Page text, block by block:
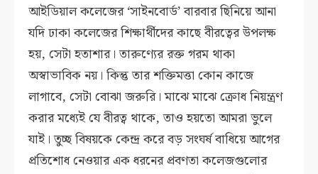
আইডিয়াল কলেজের ‘সাইনবোর্ড’ বারবার ছিনিয়ে আনা
যদি ঢাকা কলেজের শিক্ষার্থীদের কাছে বীরত্বের উপলক্ষ
হয়, সেটা হতাশার। তারুণ্যের রক্ত গরম থাকা
অস্বাভাবিক নয়। কিন্তু তার শক্তিমত্তা কোন কাজে
লাগাবে, সেটা বোঝা জরুরি। মাঝে মাঝে ক্রোধ নিয়ন্ত্রণ
করার মধ্যেই যে বীরত্ব থাকে, তাও হয়তো আমরা ভুলে
যাই। তুচ্ছ বিষয়কে কেন্দ্র করে বড় সংঘর্ষ বাধিয়ে আগের
প্রতিশোধ নেওয়ার এক ধরনের প্রবণতা কলেজগুলোর